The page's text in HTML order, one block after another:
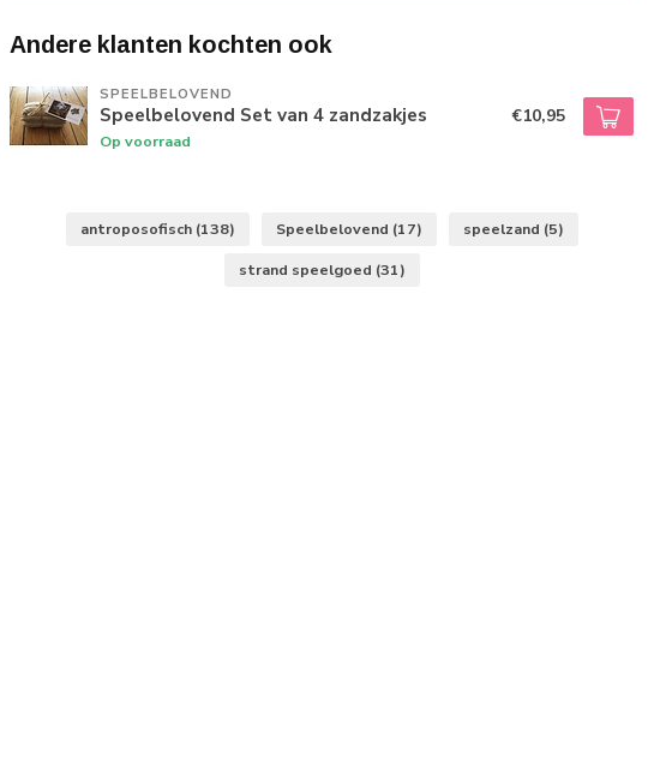
Andere klanten kochten ook
SPEELBELOVEND
Speelbelovend Set van 4 zandzakjes
Op voorraad
€10,95
antroposofisch (138) Speelbelovend (17) speelzand (5)
strand speelgoed (31)